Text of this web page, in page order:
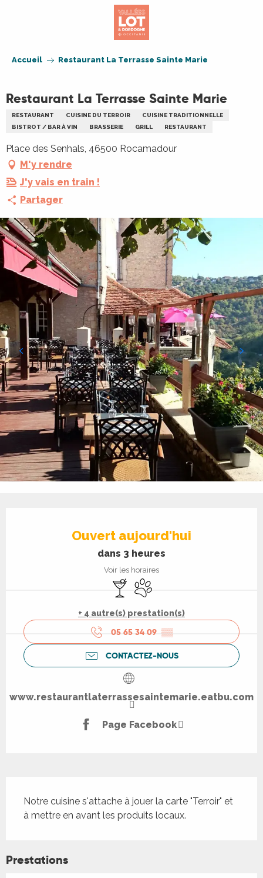
Accueil Restaurant La Terrasse Sainte Marie
Restaurant La Terrasse Sainte Marie
RESTAURANT CUISINE DU TERROIR
CUISINE TRADITIONNELLE
BISTROT / BAR À VIN
BRASSERIE GRILL RESTAURANT
Place des Senhals, 46500 Rocamadour
M'y rendre
J'y vais en train !
Partager
Ouvert aujourd'hui
dans 3 heures
Voir les horaires
Bar / Buvette
Animaux acceptés
+ 4 autre(s) prestation(s)
05 65 34 09 ▒▒
CONTACTEZ-NOUS
www.restaurantlaterrassesaintemarie.eatbu.com
Page Facebook
Notre cuisine s'attache à jouer la carte "Terroir" et
à mettre en avant les produits locaux.
Prestations